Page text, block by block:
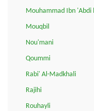
Mouhammad Ibn 'Abdi
Mouqbil
Nou'mani
Qoummi
Rabi' Al-Madkhali
Rajihi
Rouhayli